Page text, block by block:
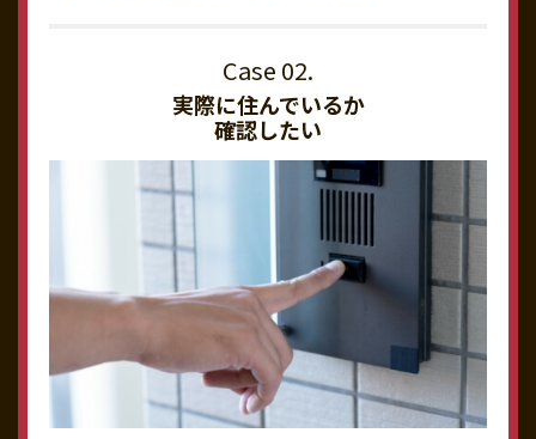
実際に住んでいるか
確認したい